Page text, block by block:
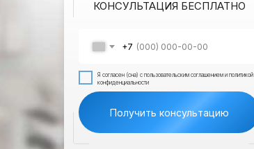
КОНСУЛЬТАЦИЯ БЕСПЛАТНО
+7
Получить консультацию
Я согласен (сна) с пользовательским соглашением и политикой
конфиденциальности